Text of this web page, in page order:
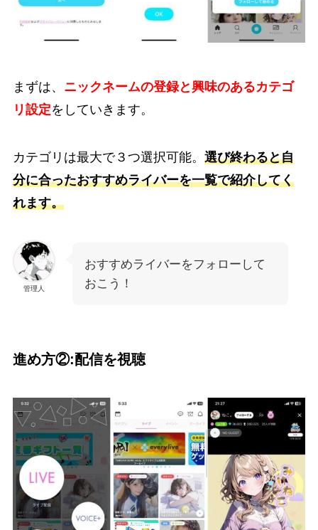
まずは、 ニックネームの登録と興味のあるカテゴ
リ設定をしていきます。
カテゴリは最大で３つ選択可能。 選び終わると自
分に合ったおすすめライバーを一覧で紹介してく
れます。
管理人
おすすめライバーをフォローして
おこう！
進め方②:配信を視聴